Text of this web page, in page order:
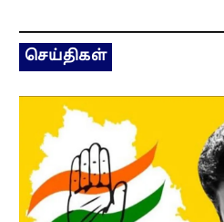
செய்திகள்